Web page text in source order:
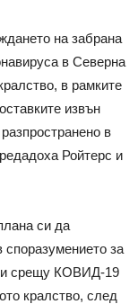
на забрана
в Северна
в рамките
извън
в
Ройтерс и
си да
за
срещу КОВИД-19
кралство, след